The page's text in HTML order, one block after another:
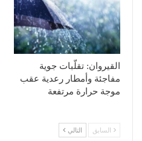
القيروان: تقلّبات جوية
مفاجئة وأمطار رعدية عقب
موجة حرارة مرتفعة
السابق التالي